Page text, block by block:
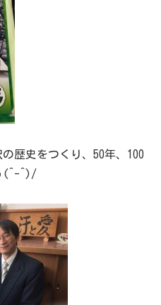
歴史をつくり、50年、100
(^-^)/